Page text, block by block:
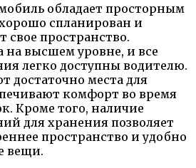
обладает просторным
спланирован и
свое пространство.
на высшем уровне, и все
легко доступны водителю.
достаточно места для
комфорт во время
Кроме того, наличие
для хранения позволяет
пространство и удобно
вещи.